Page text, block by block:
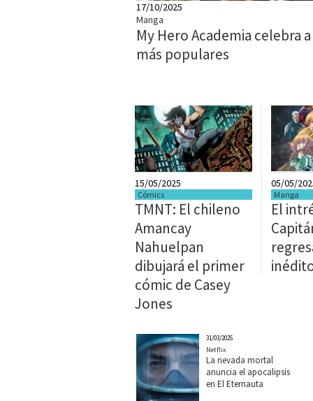
17/10/2025
Manga
My Hero Academia celebra
más populares
15/05/2025
Cómics
TMNT: El chileno
Amancay
Nahuelpan
dibujará el primer
cómic de Casey
Jones
05/05/
Manga
El
31/03/2025
Netflix
La nevada mortal
anuncia el apocalipsis
en El Eternauta